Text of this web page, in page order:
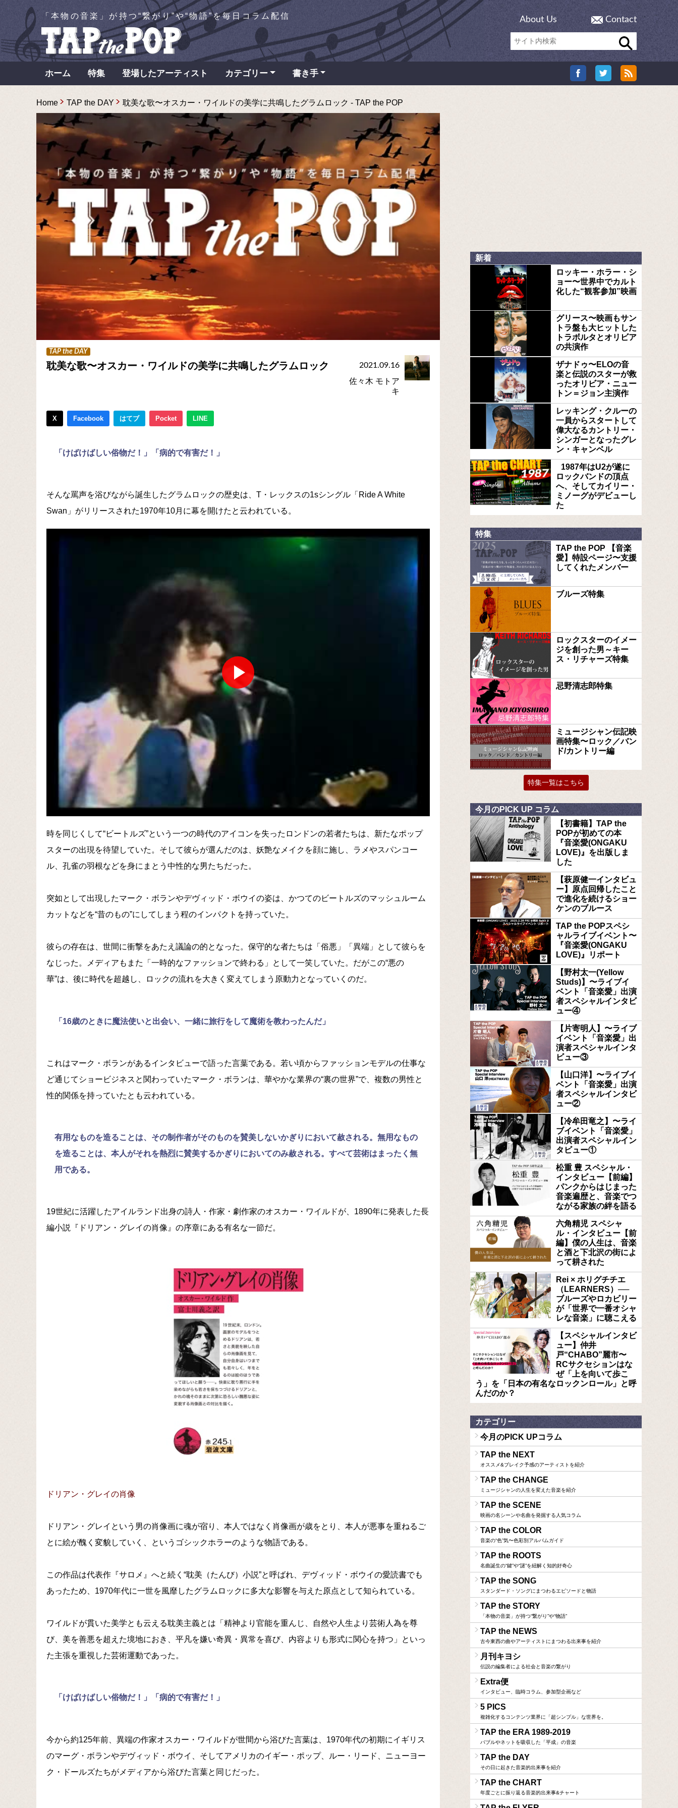
「本物の音楽」が持つ“繋がり”や“物語”を毎日コラム配信 About Us Contact
ホーム 特集 登場したアーティスト カテゴリー 書き手
Home TAP the DAY 耽美な歌〜オスカー・ワイルドの美学に共鳴したグラムロック - TAP the POP
TAP the DAY
耽美な歌〜オスカー・ワイルドの美学に共鳴したグラムロック 2021.09.16
佐々木 モトア
キ
X Facebook はてブ Pocket LINE
「けばけばしい俗物だ！」「病的で有害だ！」
そんな罵声を浴びながら誕生したグラムロックの歴史は、T・レックスの1sシングル「Ride A White
Swan」がリリースされた1970年10月に幕を開けたと云われている。
時を同じくして“ビートルズ”という一つの時代のアイコンを失ったロンドンの若者たちは、新たなポップ
スターの出現を待望していた。そして彼らが選んだのは、妖艶なメイクを顔に施し、ラメやスパンコー
ル、孔雀の羽根などを身にまとう中性的な男たちだった。
突如として出現したマーク・ボランやデヴィッド・ボウイの姿は、かつてのビートルズのマッシュルーム
カットなどを“昔のもの”にしてしまう程のインパクトを持っていた。
彼らの存在は、世間に衝撃をあたえ議論の的となった。保守的な者たちは「俗悪」「異端」として彼らを
なじった。メディアもまた「一時的なファッションで終わる」として一笑していた。だがこの“悪の
華”は、後に時代を超越し、ロックの流れを大きく変えてしまう原動力となっていくのだ。
「16歳のときに魔法使いと出会い、一緒に旅行をして魔術を教わったんだ」
これはマーク・ボランがあるインタビューで語った言葉である。若い頃からファッションモデルの仕事な
ど通じてショービジネスと関わっていたマーク・ボランは、華やかな業界の“裏の世界”で、複数の男性と
性的関係を持っていたとも云われている。
有用なものを造ることは、その制作者がそのものを賛美しないかぎりにおいて赦される。無用なもの
を造ることは、本人がそれを熱烈に賛美するかぎりにおいてのみ赦される。すべて芸術はまったく無
用である。
19世紀に活躍したアイルランド出身の詩人・作家・劇作家のオスカー・ワイルドが、1890年に発表した長
編小説『ドリアン・グレイの肖像』の序章にある有名な一節だ。
ドリアン・グレイの肖像
ドリアン・グレイという男の肖像画に魂が宿り、本人ではなく肖像画が歳をとり、本人が悪事を重ねるご
とに絵が醜く変貌していく、というゴシックホラーのような物語である。
この作品は代表作『サロメ』へと続く“耽美（たんび）小説”と呼ばれ、デヴィッド・ボウイの愛読書でも
あったため、1970年代に一世を風靡したグラムロックに多大な影響を与えた原点として知られている。
ワイルドが貫いた美学とも云える耽美主義とは「精神より官能を重んじ、自然や人生より芸術人為を尊
び、美を善悪を超えた境地におき、平凡を嫌い奇異・異常を喜び、内容よりも形式に関心を持つ」といっ
た主張を重視した芸術運動であった。
「けばけばしい俗物だ！」「病的で有害だ！」
今から約125年前、異端の作家オスカー・ワイルドが世間から浴びた言葉は、1970年代の初期にイギリス
のマーグ・ボランやデヴィッド・ボウイ、そしてアメリカのイギー・ポップ、ルー・リード、ニューヨー
ク・ドールズたちがメディアから浴びた言葉と同じだった。
新着
ロッキー・ホラー・シ
ョー〜世界中でカルト
化した“観客参加”映画
グリース〜映画もサン
トラ盤も大ヒットした
トラボルタとオリビア
の共演作
ザナドゥ〜ELOの音
楽と伝説のスターが救
ったオリビア・ニュー
トン＝ジョン主演作
レッキング・クルーの
一員からスタートして
偉大なるカントリー・
シンガーとなったグレ
ン・キャンベル
1987年はU2が遂に
ロックバンドの頂点
へ、そしてカイリー・
ミノーグがデビューし
た
特集
TAP the POP 【音楽
愛】特設ページ〜支援
してくれたメンバー
ブルーズ特集
ロックスターのイメー
ジを創った男～キー
ス・リチャーズ特集
忌野清志郎特集
ミュージシャン伝記映
画特集〜ロック／バン
ド/カントリー編
特集一覧はこちら
今月のPICK UP コラム
【初書籍】TAP the
POPが初めての本
『音楽愛(ONGAKU
LOVE)』を出版しま
した
【萩原健一インタビュ
ー】原点回帰したこと
で進化を続けるショー
ケンのブルース
TAP the POPスペシ
ャルライブイベント〜
『音楽愛(ONGAKU
LOVE)』リポート
【野村太一(Yellow
Studs)】〜ライブイ
ベント「音楽愛」出演
者スペシャルインタビ
ュー④
【片寄明人】〜ライブ
イベント「音楽愛」出
演者スペシャルインタ
ビュー③
【山口洋】〜ライブイ
ベント「音楽愛」出演
者スペシャルインタビ
ュー②
【冷牟田竜之】〜ライ
ブイベント「音楽愛」
出演者スペシャルイン
タビュー①
松重 豊 スペシャル・
インタビュー【前編】
パンクからはじまった
音楽遍歴と、音楽でつ
ながる家族の絆を語る
六角精児 スペシャ
ル・インタビュー【前
編】僕の人生は、音楽
と酒と下北沢の街によ
って耕された
Rei × ホリグチチエ
（LEARNERS）──
ブルーズやロカビリー
が「世界で一番オシャ
レな音楽」に聴こえる
【スペシャルインタビ
ュー】仲井
戸“CHABO”麗市〜
RCサクセションはな
ぜ「上を向いて歩こ
う」を「日本の有名なロックンロール」と呼
んだのか？
カテゴリー
今月のPICK UPコラム
TAP the NEXT
オススメ&ブレイク予感のアーティストを紹介
TAP the CHANGE
ミュージシャンの人生を変えた音楽を紹介
TAP the SCENE
映画の名シーンや名曲を発掘する人気コラム
TAP the COLOR
音楽の“色”気〜色彩別アルバムガイド
TAP the ROOTS
名曲誕生の“鍵”や“謎”を紐解く知的好奇心
TAP the SONG
スタンダード・ソングにまつわるエピソードと物語
TAP the STORY
「本物の音楽」が持つ“繋がり”や“物語”
TAP the NEWS
古今東西の曲やアーティストにまつわる出来事を紹介
月刊キヨシ
伝説の編集者による社会と音楽の繋がり
Extra便
インタビュー、臨時コラム、参加型企画など
5 PICS
複雑化するコンテンツ業界に「超シンプル」な世界を。
TAP the ERA 1989-2019
バブルやネットを吸収した「平成」の音楽
TAP the DAY
その日に起きた音楽的出来事を紹介
TAP the CHART
年度ごとに振り返る音楽的出来事&チャート